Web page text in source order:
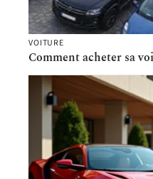
VOITURE
Comment acheter sa